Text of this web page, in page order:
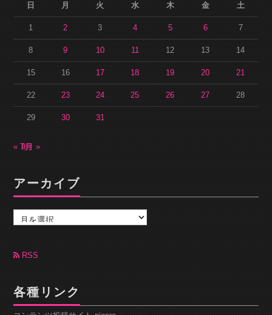
日
月 火 水 木 金 土
1 2 3 4 5 6 7
8 9 10 11 12 13 14
15 16 17 18 19 20 21
22 23 24 25 26 27 28
29 30 31
« 7月9月 »
アーカイブ
カ
ブ RSS
各種リンク